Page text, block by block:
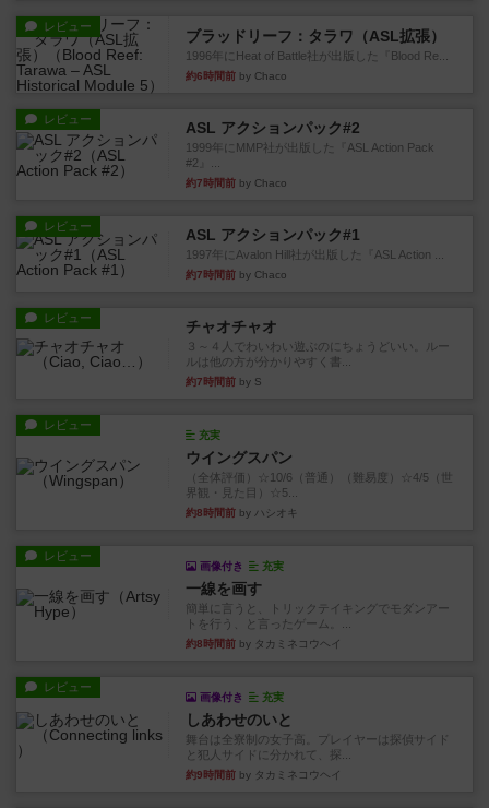
レビュー
ブラッドリーフ：タラワ（ASL拡張）
1996年にHeat of Battle社が出版した『Blood Re...
約6時間前 by Chaco
レビュー ASL アクションパック#2
1999年にMMP社が出版した『ASL Action Pack
#2』...
約7時間前 by Chaco
レビュー ASL アクションパック#1
1997年にAvalon Hill社が出版した『ASL Action ...
約7時間前 by Chaco
レビュー チャオチャオ
３～４人でわいわい遊ぶのにちょうどいい。ルー
ルは他の方が分かりやすく書...
約7時間前 by S
レビュー
充実
ウイングスパン
（全体評価）☆10/6（普通）（難易度）☆4/5（世
界観・見た目）☆5...
約8時間前 by ハシオキ
レビュー
画像付き 充実
一線を画す
簡単に言うと、トリックテイキングでモダンアー
トを行う、と言ったゲーム。...
約8時間前 by タカミネコウヘイ
レビュー
画像付き 充実
しあわせのいと
舞台は全寮制の女子高。プレイヤーは探偵サイド
と犯人サイドに分かれて、探...
約9時間前 by タカミネコウヘイ